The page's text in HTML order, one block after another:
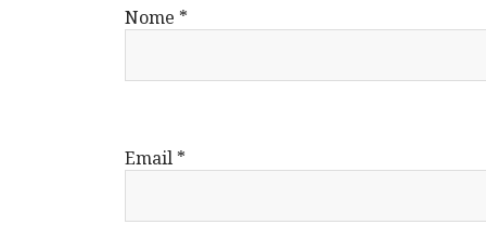
Nome *
Email *